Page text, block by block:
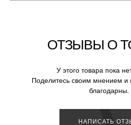
ОТЗЫВЫ О
У этого товара пока
Поделитесь своим мнением и
благодарны.
НАПИСАТЬ